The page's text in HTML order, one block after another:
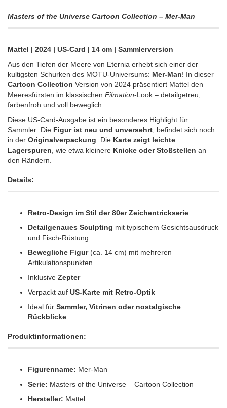
Masters of the Universe Cartoon Collection – Mer-Man
Mattel | 2024 | US-Card | 14 cm | Sammlerversion
Aus den Tiefen der Meere von Eternia erhebt sich einer der
kultigsten Schurken des MOTU-Universums: Mer-Man! In dieser
Cartoon Collection Version von 2024 präsentiert Mattel den
Meeresfürsten im klassischen Filmation-Look – detailgetreu,
farbenfroh und voll beweglich.
Diese US-Card-Ausgabe ist ein besonderes Highlight für
Sammler: Die Figur ist neu und unversehrt , befindet sich noch
in der Originalverpackung . Die Karte zeigt leichte
Lagerspuren , wie etwa kleinere Knicke oder Stoßstellen an
den Rändern.
Details:
Retro-Design im Stil der 80er Zeichentrickserie
Detailgenaues Sculpting mit typischem Gesichtsausdruck
und Fisch-Rüstung
Bewegliche Figur(ca. 14 cm) mit mehreren
Artikulationspunkten
Inklusive Zepter
Verpackt auf US-Karte mit Retro-Optik
Ideal für Sammler, Vitrinen oder nostalgische
Rückblicke
Produktinformationen:
Figurenname: Mer-Man
Serie: Masters of the Universe – Cartoon Collection
Hersteller: Mattel